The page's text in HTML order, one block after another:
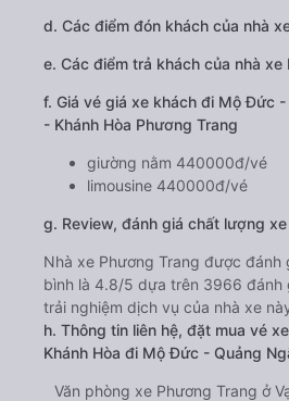
d. Các điểm đón khách của nhà
e. Các điểm trả khách của nhà xe
f. Giá vé giá xe khách đi Mộ Đức
- Khánh Hòa Phương Trang
giường nằm 440000đ/vé
limousine 440000đ/vé
g. Review, đánh giá chất lượng
Nhà xe Phương Trang được đánh
bình là 4.8/5 dựa trên 3966 đánh
trải nghiệm dịch vụ của nhà xe
h. Thông tin liên hệ, đặt mua vé
Khánh Hòa đi Mộ Đức - Quảng
Văn phòng xe Phương Trang ở